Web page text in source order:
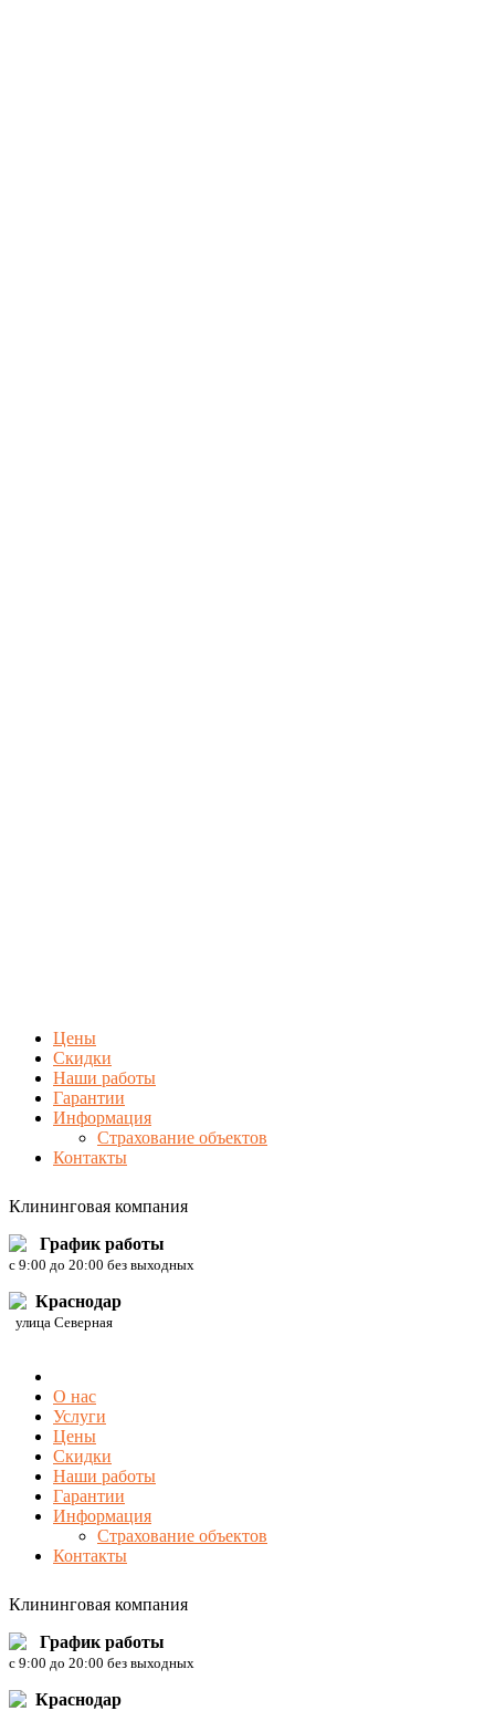
Цены
Скидки
Наши работы
Гарантии
Информация
Страхование объектов
Контакты
Клининговая компания
График работы
c 9:00 до 20:00 без выходных
Краснодар
улица Северная
О нас
Услуги
Цены
Скидки
Наши работы
Гарантии
Информация
Страхование объектов
Контакты
Клининговая компания
График работы
c 9:00 до 20:00 без выходных
Краснодар